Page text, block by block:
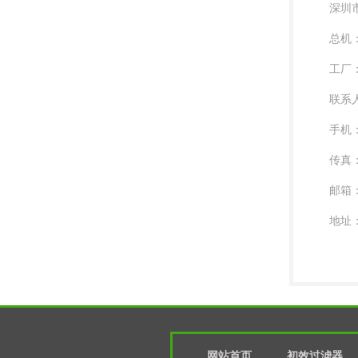
深圳
总机
工厂
联系
手机
传真
邮箱
地址
网站首页 初效过滤器